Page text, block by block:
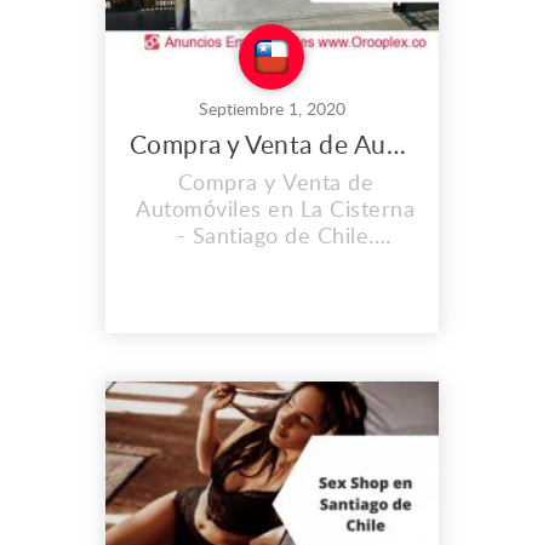
Septiembre 1, 2020
Compra y Venta de Automóviles en La Cisterna
Compra y Venta de
Automóviles en La Cisterna
- Santiago de Chile.
(+56) 950114441 (2)
25589388 Correo:
info@automovilestoledo.com
www.automovilestoledo.com